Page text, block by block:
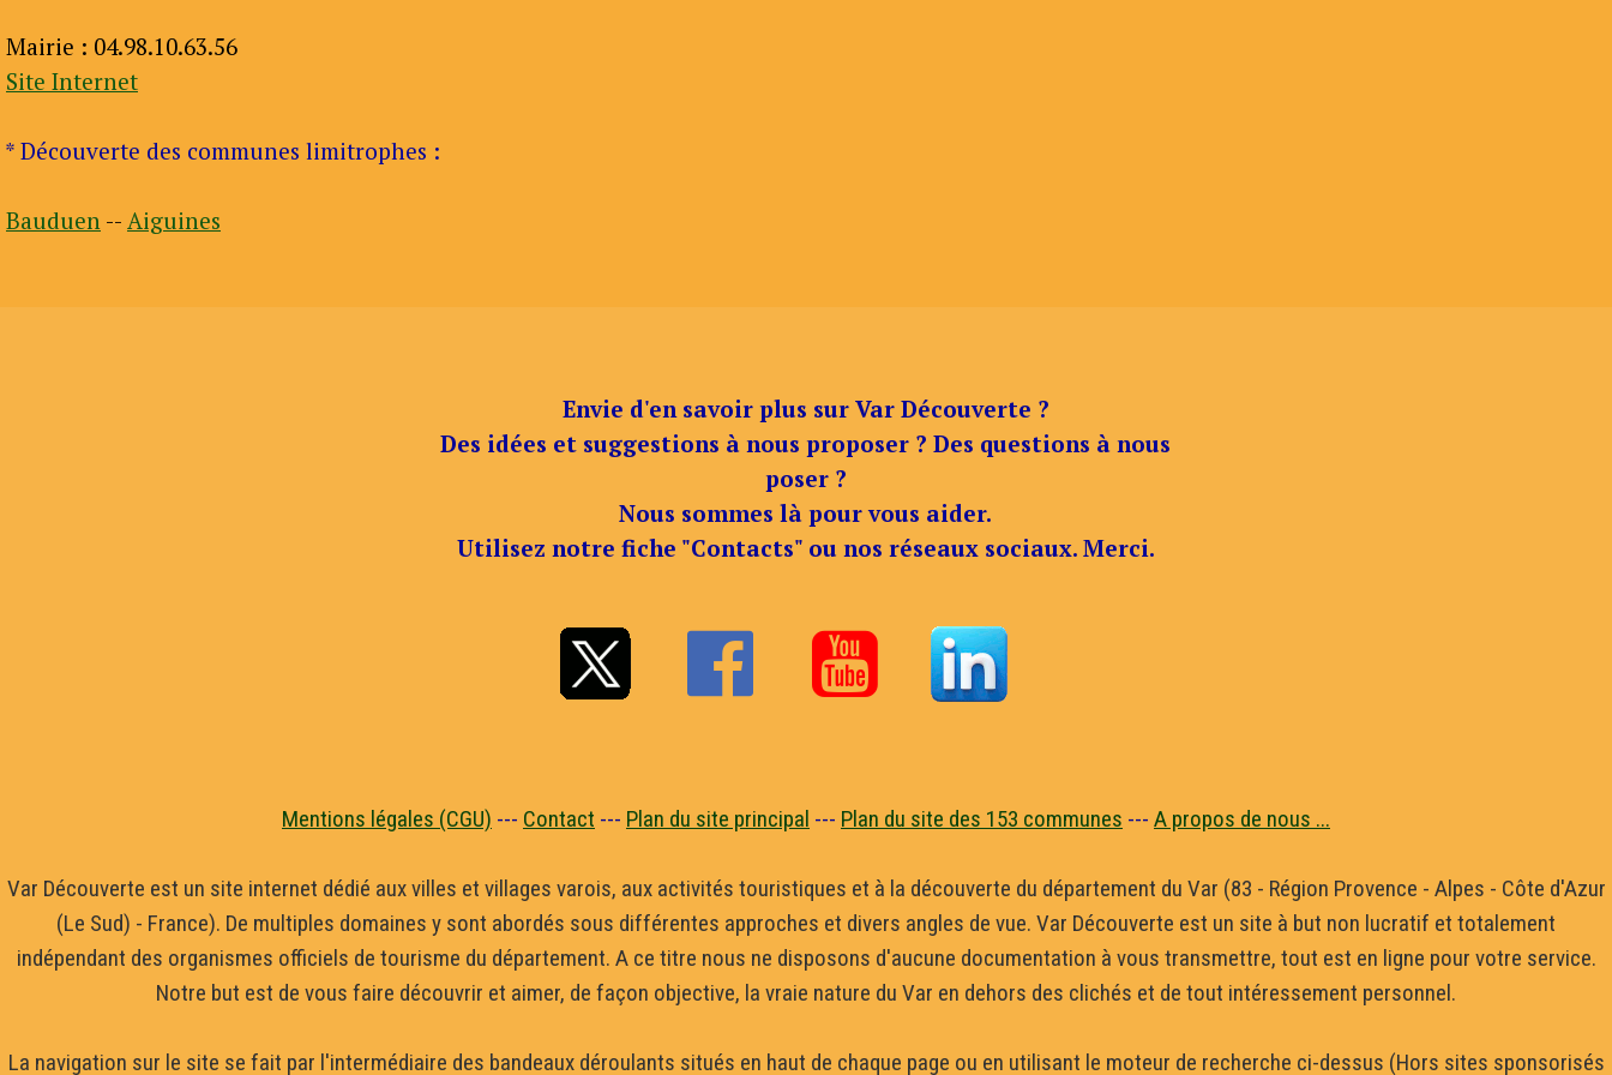
Mairie : 04.98.10.63.56
Site Internet
* Découverte des communes limitrophes :
Bauduen -- Aiguines
Envie d'en savoir plus sur Var Découverte ?
Des idées et suggestions à nous proposer ? Des questions à nous
poser ?
Nous sommes là pour vous aider.
Utilisez notre fiche "Contacts" ou nos réseaux sociaux. Merci.
 
Mentions légales (CGU) --- Contact --- Plan du site principal --- Plan du site des 153 communes --- A propos de nous ...
Var Découverte est un site internet dédié aux villes et villages varois, aux activités touristiques et à la découverte du département du Var (83 - Région Provence - Alpes - Côte d'Azur
(Le Sud) - France). De multiples domaines y sont abordés sous différentes approches et divers angles de vue. Var Découverte est un site à but non lucratif et totalement
indépendant des organismes officiels de tourisme du département. A ce titre nous ne disposons d'aucune documentation à vous transmettre, tout est en ligne pour votre service.
Notre but est de vous faire découvrir et aimer, de façon objective, la vraie nature du Var en dehors des clichés et de tout intéressement personnel.
La navigation sur le site se fait par l'intermédiaire des bandeaux déroulants situés en haut de chaque page ou en utilisant le moteur de recherche ci-dessus (Hors sites sponsorisés